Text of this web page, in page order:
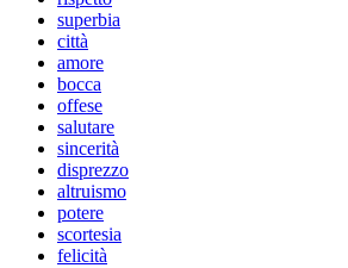
superbia
città
amore
bocca
offese
salutare
sincerità
disprezzo
altruismo
potere
scortesia
felicità